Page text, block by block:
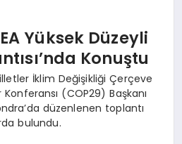
Yüksek Düzeyli
Konuştu
İklim Değişikliği Çerçeve
(COP29) Başkanı
düzenlenen toplantı
bulundu.